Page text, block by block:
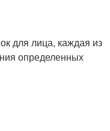
для лица, каждая из
определенных